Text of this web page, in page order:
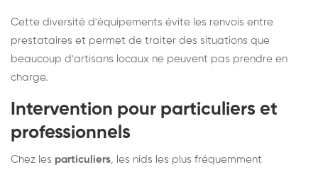
Cette diversité d'équipements évite les renvois entre
prestataires et permet de traiter des situations que
beaucoup d'artisans locaux ne peuvent pas prendre en
charge.
Intervention pour particuliers et
professionnels
Chez les particuliers, les nids les plus fréquemment